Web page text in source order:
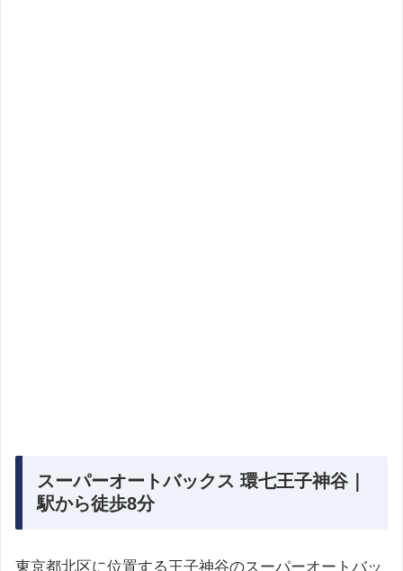
スーパーオートバックス 環七王子神谷｜
駅から徒歩8分
東京都北区に位置する王子神谷のスーパーオートバッ